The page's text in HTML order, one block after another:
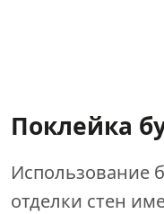
Поклейка
Использование
отделки стен